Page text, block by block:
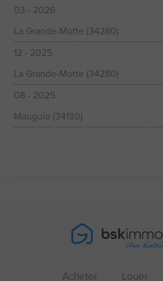
03 - 2026
La Grande-Motte (34280)
12 - 2025
La Grande-Motte (34280)
08 - 2025
Mauguio (34130)
Acheter Louer